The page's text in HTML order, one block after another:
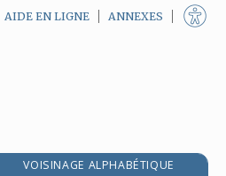
AIDE EN LIGNE ANNEXES
VOISINAGE ALPHABÉTIQUE
écailleux, -euse, adj.